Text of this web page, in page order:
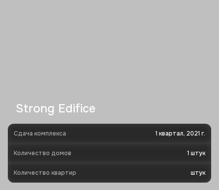
Strong Edifice
Сдача комплекса 1 квартал, 2021 г.
Количество домов 1 штук
Количество квартир штук